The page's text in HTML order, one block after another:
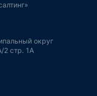
округ
2 стр. 1А